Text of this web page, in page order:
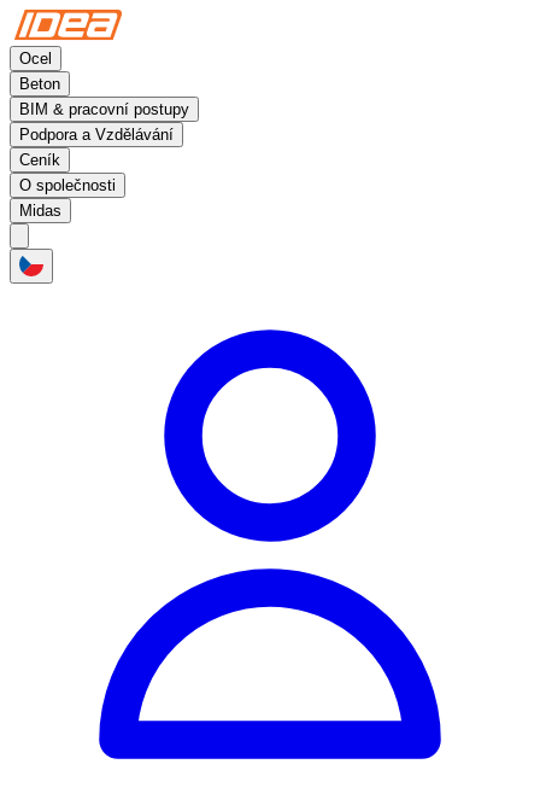
Ocel
Beton
BIM & pracovní postupy
Podpora a Vzdělávání
Ceník
O společnosti
Midas